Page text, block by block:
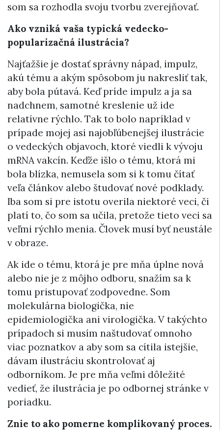
som sa rozhodla svoju tvorbu zverejňovať.
Ako vzniká vaša typická vedecko-
popularizačná ilustrácia?
Najťažšie je dostať správny nápad, impulz,
akú tému a akým spôsobom ju nakresliť tak,
aby bola pútavá. Keď príde impulz a ja sa
nadchnem, samotné kreslenie už ide
relatívne rýchlo. Tak to bolo napríklad v
prípade mojej asi najobľúbenejšej ilustrácie
o vedeckých objavoch, ktoré viedli k vývoju
mRNA vakcín. Keďže išlo o tému, ktorá mi
bola blízka, nemusela som si k tomu čítať
veľa článkov alebo študovať nové podklady.
Iba som si pre istotu overila niektoré veci, či
platí to, čo som sa učila, pretože tieto veci sa
veľmi rýchlo menia. Človek musí byť neustále
v obraze.
Ak ide o tému, ktorá je pre mňa úplne nová
alebo nie je z môjho odboru, snažím sa k
tomu pristupovať zodpovedne. Som
molekulárna biologička, nie
epidemiologička ani virologička. V takýchto
prípadoch si musím naštudovať omnoho
viac poznatkov a aby som sa cítila istejšie,
dávam ilustráciu skontrolovať aj
odborníkom. Je pre mňa veľmi dôležité
vedieť, že ilustrácia je po odbornej stránke v
poriadku.
Znie to ako pomerne komplikovaný proces.